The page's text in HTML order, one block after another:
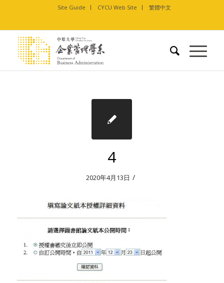
Site Guide CYCU Web Site 繁體中文
4
2020年4月13日 /